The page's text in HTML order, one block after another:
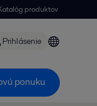
produktov
Prihlásenie
ponuku